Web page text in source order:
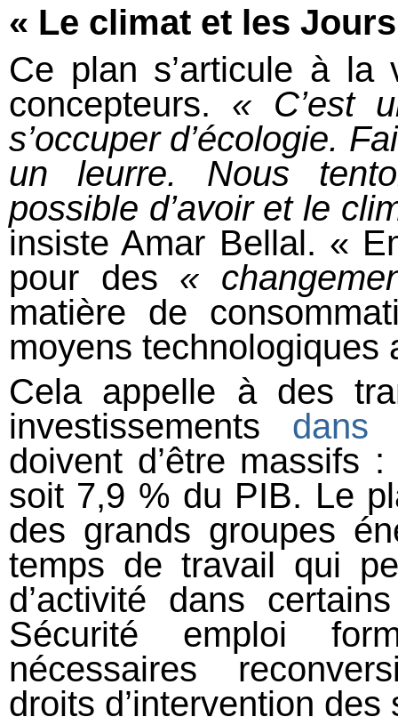
« Le climat et les
Ce plan s’articule à la
concepteurs. « C’est
s’occuper d’écologie.
un leurre. Nous
possible d’avoir et le
insiste Amar Bellal. «
pour des «
matière de
moyens technologiques
Cela appelle à des
investissements dans
doivent d’être massifs
soit 7,9 % du PIB. Le
des grands groupes
temps de travail qui
d’activité dans
Sécurité emploi
nécessaires
droits d’intervention